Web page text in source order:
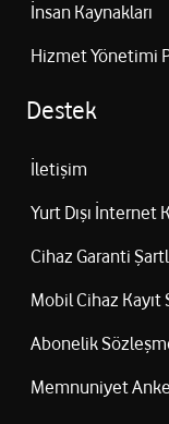
İnsan Kaynakları
Hizmet Yönetimi
Destek
İletişim
Yurt Dışı İnternet
Cihaz Garanti
Mobil Cihaz Kayıt
Abonelik
Memnuniyet